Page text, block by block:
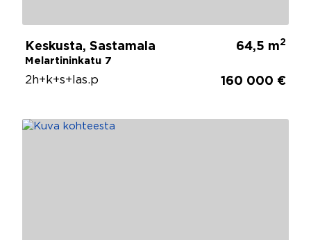
Keskusta, Sastamala
Melartininkatu 7
64,5 m2
2h+k+s+las.p 160 000 €